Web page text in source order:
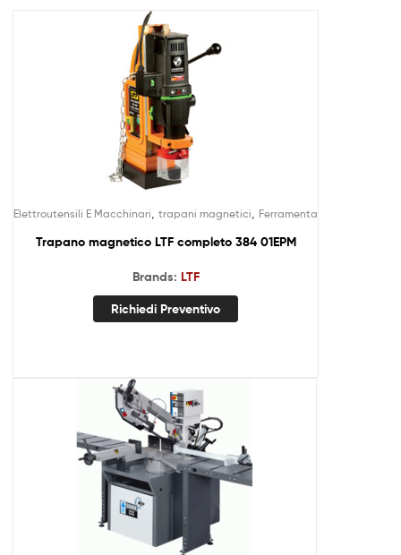
Elettroutensili E Macchinari trapani magnetici Ferramenta
Trapano magnetico LTF completo 384 01EPM
Brands: LTF
Richiedi Preventivo